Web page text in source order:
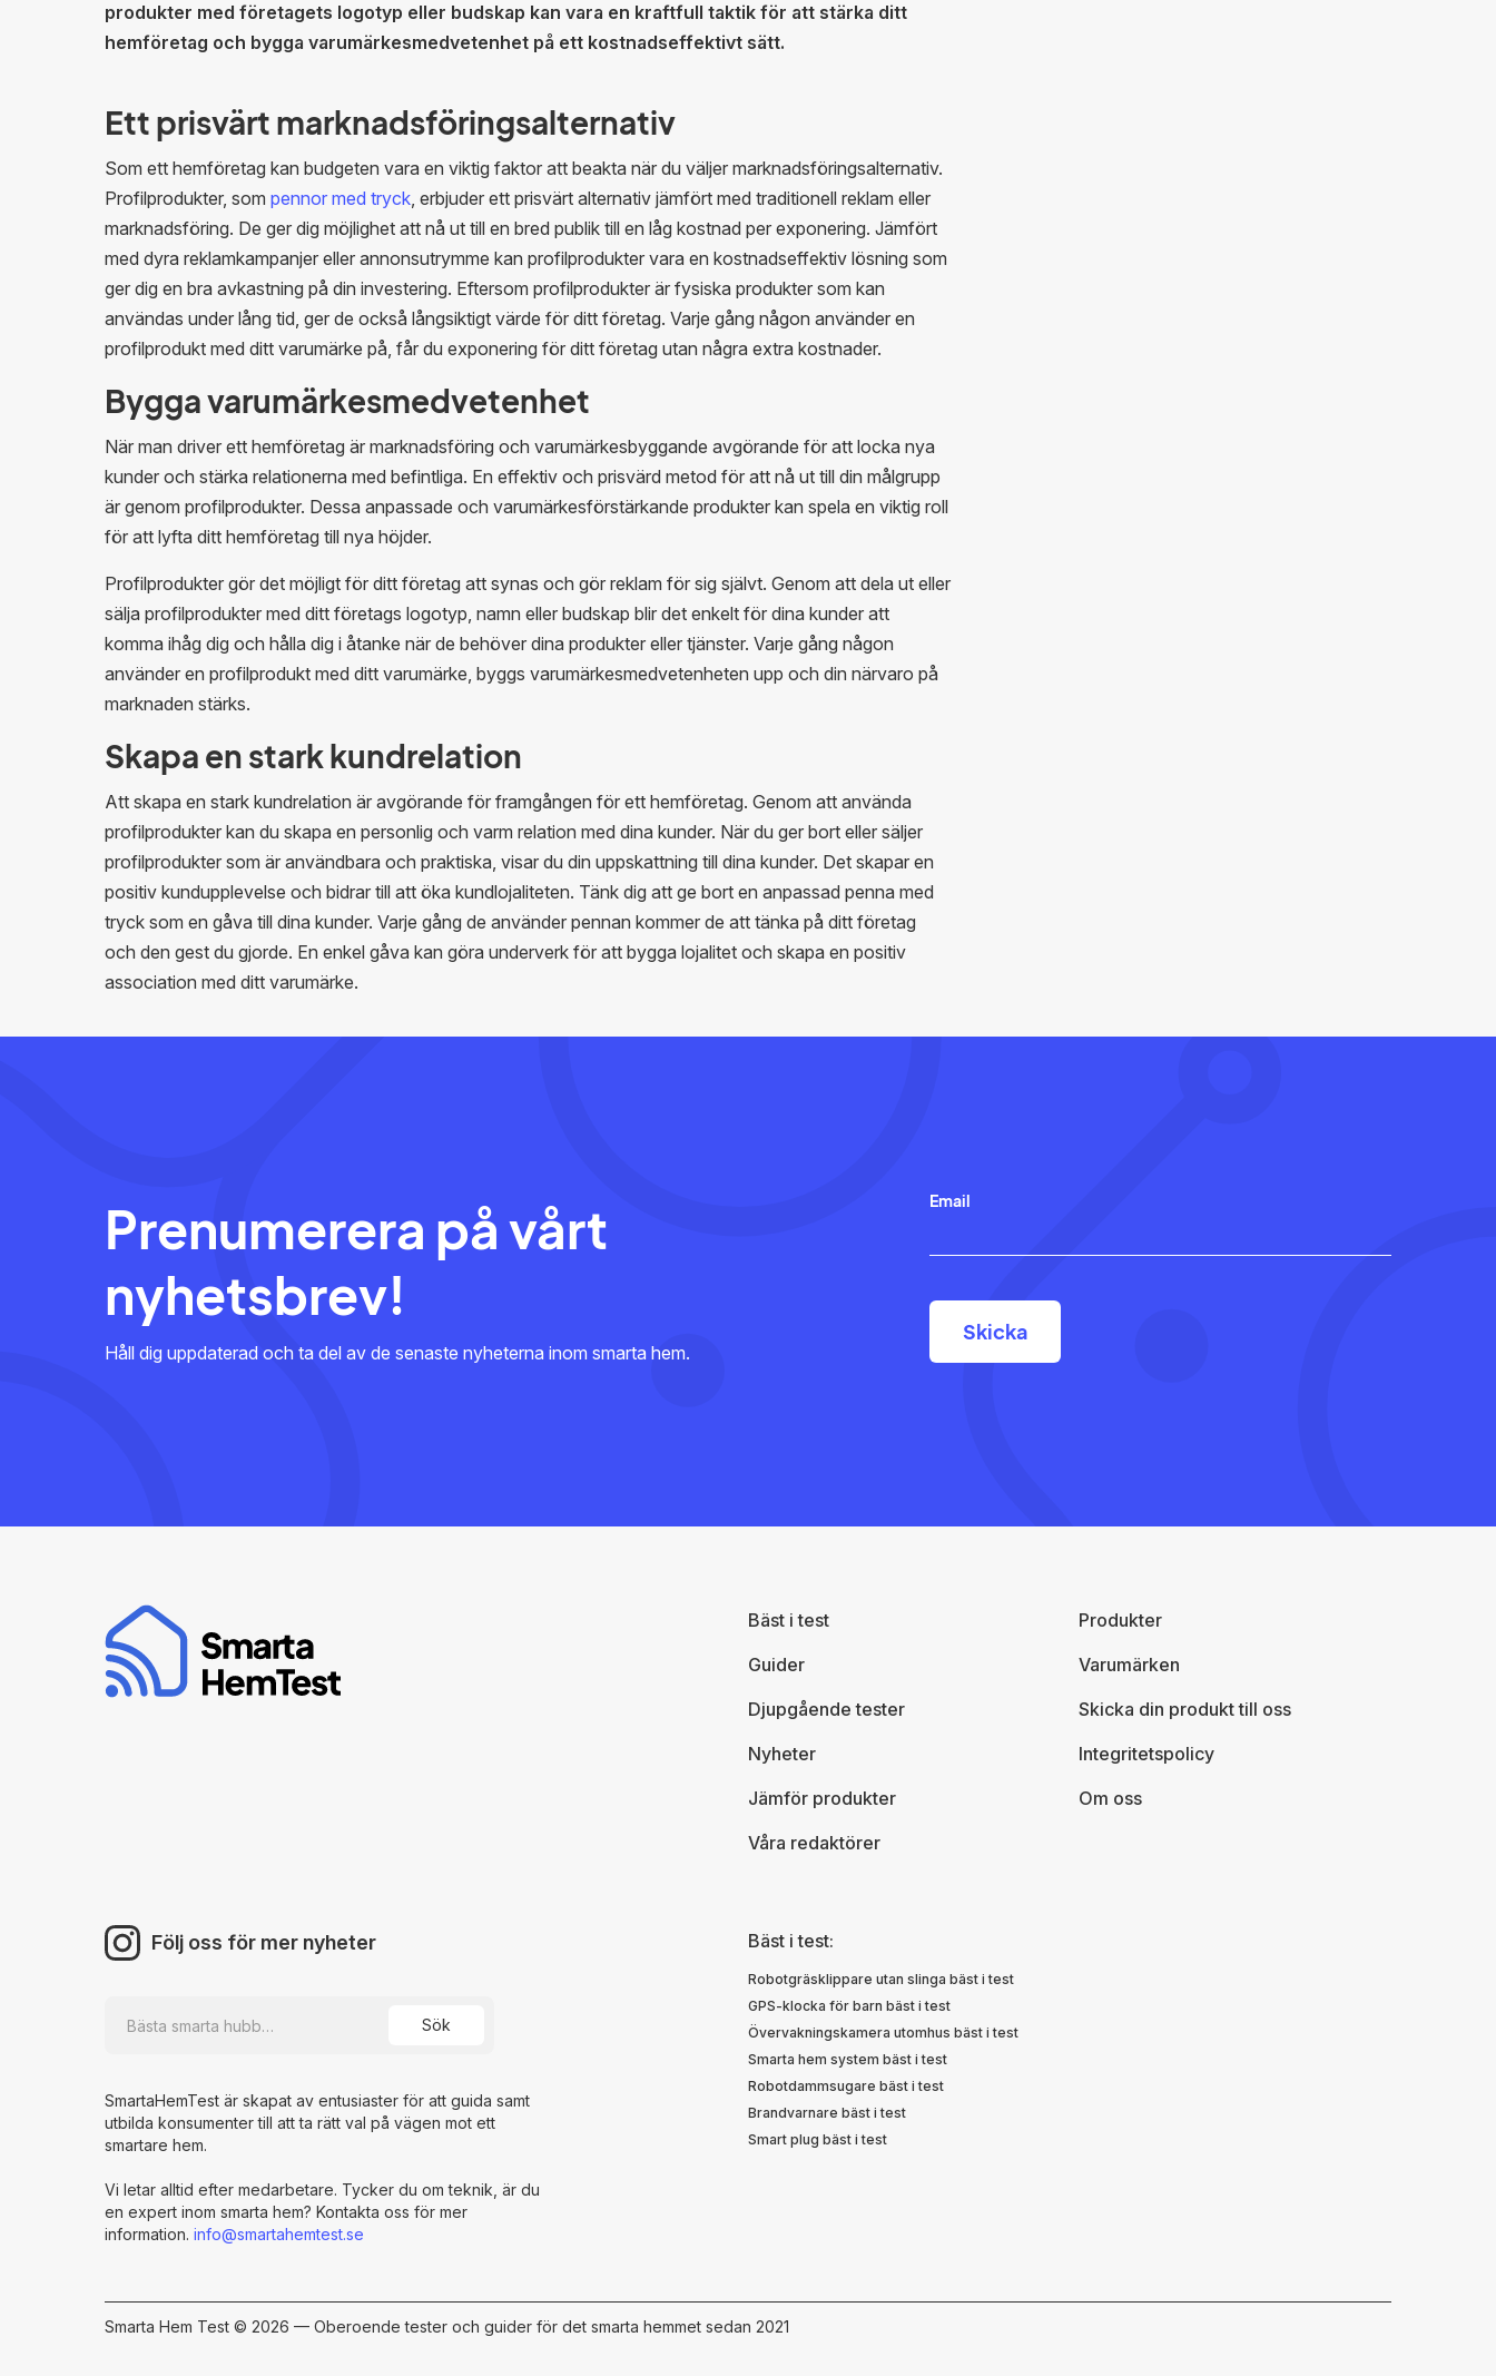
produkter med företagets logotyp eller budskap kan vara en kraftfull taktik för att stärka ditt
hemföretag och bygga varumärkesmedvetenhet på ett kostnadseffektivt sätt.
Ett prisvärt marknadsföringsalternativ
Som ett hemföretag kan budgeten vara en viktig faktor att beakta när du väljer marknadsföringsalternativ.
Profilprodukter, som pennor med tryck, erbjuder ett prisvärt alternativ jämfört med traditionell reklam eller
marknadsföring. De ger dig möjlighet att nå ut till en bred publik till en låg kostnad per exponering. Jämfört
med dyra reklamkampanjer eller annonsutrymme kan profilprodukter vara en kostnadseffektiv lösning som
ger dig en bra avkastning på din investering. Eftersom profilprodukter är fysiska produkter som kan
användas under lång tid, ger de också långsiktigt värde för ditt företag. Varje gång någon använder en
profilprodukt med ditt varumärke på, får du exponering för ditt företag utan några extra kostnader.
Bygga varumärkesmedvetenhet
När man driver ett hemföretag är marknadsföring och varumärkesbyggande avgörande för att locka nya
kunder och stärka relationerna med befintliga. En effektiv och prisvärd metod för att nå ut till din målgrupp
är genom profilprodukter. Dessa anpassade och varumärkesförstärkande produkter kan spela en viktig roll
för att lyfta ditt hemföretag till nya höjder.
Profilprodukter gör det möjligt för ditt företag att synas och gör reklam för sig självt. Genom att dela ut eller
sälja profilprodukter med ditt företags logotyp, namn eller budskap blir det enkelt för dina kunder att
komma ihåg dig och hålla dig i åtanke när de behöver dina produkter eller tjänster. Varje gång någon
använder en profilprodukt med ditt varumärke, byggs varumärkesmedvetenheten upp och din närvaro på
marknaden stärks.
Skapa en stark kundrelation
Att skapa en stark kundrelation är avgörande för framgången för ett hemföretag. Genom att använda
profilprodukter kan du skapa en personlig och varm relation med dina kunder. När du ger bort eller säljer
profilprodukter som är användbara och praktiska, visar du din uppskattning till dina kunder. Det skapar en
positiv kundupplevelse och bidrar till att öka kundlojaliteten. Tänk dig att ge bort en anpassad penna med
tryck som en gåva till dina kunder. Varje gång de använder pennan kommer de att tänka på ditt företag
och den gest du gjorde. En enkel gåva kan göra underverk för att bygga lojalitet och skapa en positiv
association med ditt varumärke.
Prenumerera på vårt
nyhetsbrev!
Håll dig uppdaterad och ta del av de senaste nyheterna inom smarta hem.
Email
Bäst i test
Guider
Djupgående tester
Nyheter
Jämför produkter
Våra redaktörer
Produkter
Varumärken
Skicka din produkt till oss
Integritetspolicy
Om oss
Följ oss för mer nyheter
SmartaHemTest är skapat av entusiaster för att guida samt
utbilda konsumenter till att ta rätt val på vägen mot ett
smartare hem.
Vi letar alltid efter medarbetare. Tycker du om teknik, är du
en expert inom smarta hem? Kontakta oss för mer
information. info@smartahemtest.se
Bäst i test:
Robotgräsklippare utan slinga bäst i test
GPS-klocka för barn bäst i test
Övervakningskamera utomhus bäst i test
Smarta hem system bäst i test
Robotdammsugare bäst i test
Brandvarnare bäst i test
Smart plug bäst i test
Smarta Hem Test © 2026 — Oberoende tester och guider för det smarta hemmet sedan 2021